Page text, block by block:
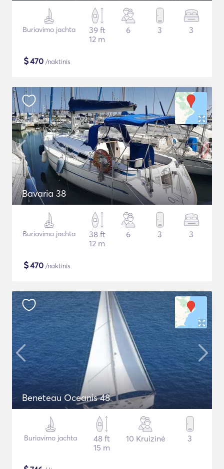
Buriavimo jachta
39 ft
12 m
6 3 3
$470 /naktinis
Bavaria 38
Buriavimo jachta
38 ft
12 m
6 3 3
$470 /naktinis
Beneteau Oceanis 48
Buriavimo jachta
48 ft
15 m
10 Kruizinė 3